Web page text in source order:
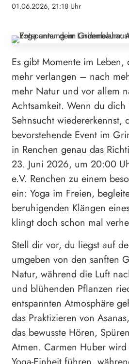
01.06.2026, 21:18 Uhr
Es gibt Momente im
mehr verlangen – nach
mehr Natur und vor allem
Achtsamkeit. Wenn du
Sehnsucht wiedererkennst,
bevorstehende Event im
in Renchen genau das
23. Juni 2026, um 20:00
e.V. Renchen zu einem
ein: Yoga im Freien,
beruhigenden Klängen
klingt doch schon mal
Stell dir vor, du liegst auf
umgeben von den sanften
Natur, während die Luft
und blühenden Pflanzen
entspannten Atmosphäre
das Praktizieren von
das bewusste Hören,
Atmen. Carmen Huber